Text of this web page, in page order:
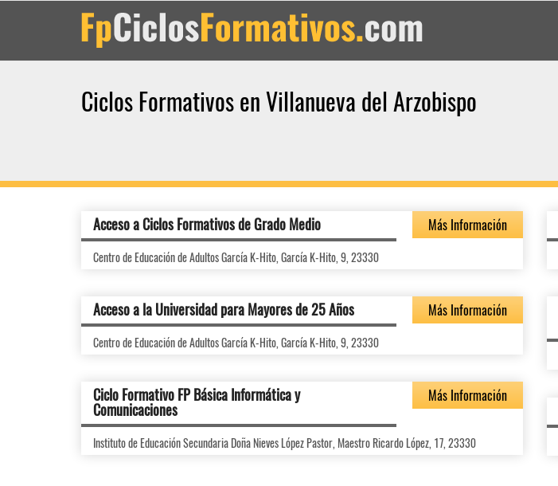
Ciclos Formativos en Villanueva del Arzobispo
Acceso a Ciclos Formativos de Grado Medio Más Información
Centro de Educación de Adultos García K-Hito, García K-Hito, 9, 23330
Acceso a la Universidad para Mayores de 25 Años Más Información
Centro de Educación de Adultos García K-Hito, García K-Hito, 9, 23330
Ciclo Formativo FP Básica Informática y
Comunicaciones
Más Información
Instituto de Educación Secundaria Doña Nieves López Pastor, Maestro Ricardo López, 17, 23330